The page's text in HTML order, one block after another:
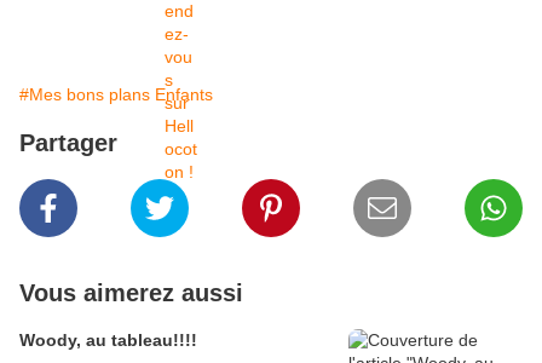
#Mes bons plans Enfants
Partager
Vous aimerez aussi
Woody, au tableau!!!!